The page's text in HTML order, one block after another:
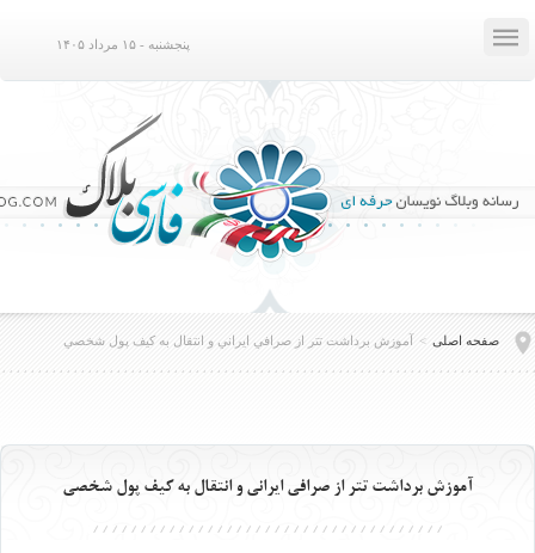
 پنجشنبه - ۱۵ مرداد ۱۴۰۵
صفحه اصلی > آموزش برداشت تتر از صرافي ايراني و انتقال به كيف پول شخصي
آموزش برداشت تتر از صرافي ايراني و انتقال به كيف پول شخصي